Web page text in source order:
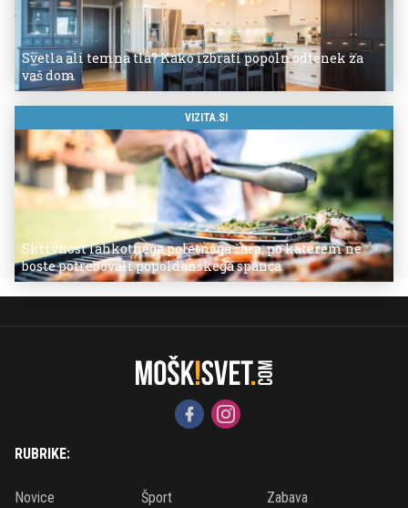
Svetla ali temna tla? Kako izbrati popoln odtenek za
vaš dom
VIZITA.SI
Skrivnost lahkotnega poletnega žara, po katerem ne
boste potrebovali popoldanskega spanca
RUBRIKE:
Novice Šport
Zabava